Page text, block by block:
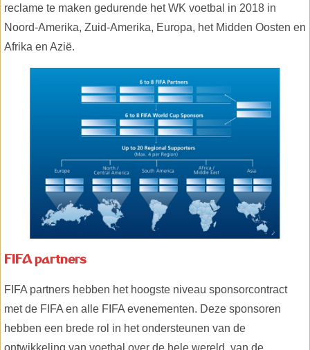
reclame te maken gedurende het WK voetbal in 2018 in
Noord-Amerika, Zuid-Amerika, Europa, het Midden Oosten en
Afrika en Azië.
FIFA partners
FIFA partners hebben het hoogste niveau sponsorcontract
met de FIFA en alle FIFA evenementen. Deze sponsoren
hebben een brede rol in het ondersteunen van de
ontwikkeling van voetbal over de hele wereld, van de